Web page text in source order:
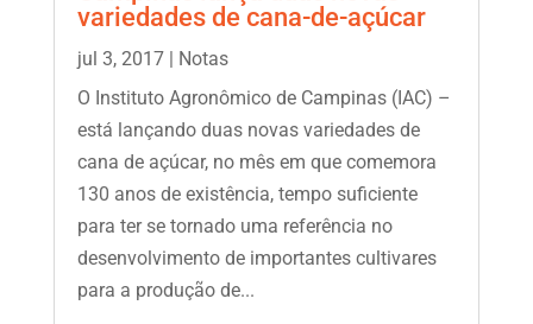
variedades de cana-de-açúcar
jul 3, 2017| Notas
O Instituto Agronômico de Campinas (IAC) –
está lançando duas novas variedades de
cana de açúcar, no mês em que comemora
130 anos de existência, tempo suficiente
para ter se tornado uma referência no
desenvolvimento de importantes cultivares
para a produção de...